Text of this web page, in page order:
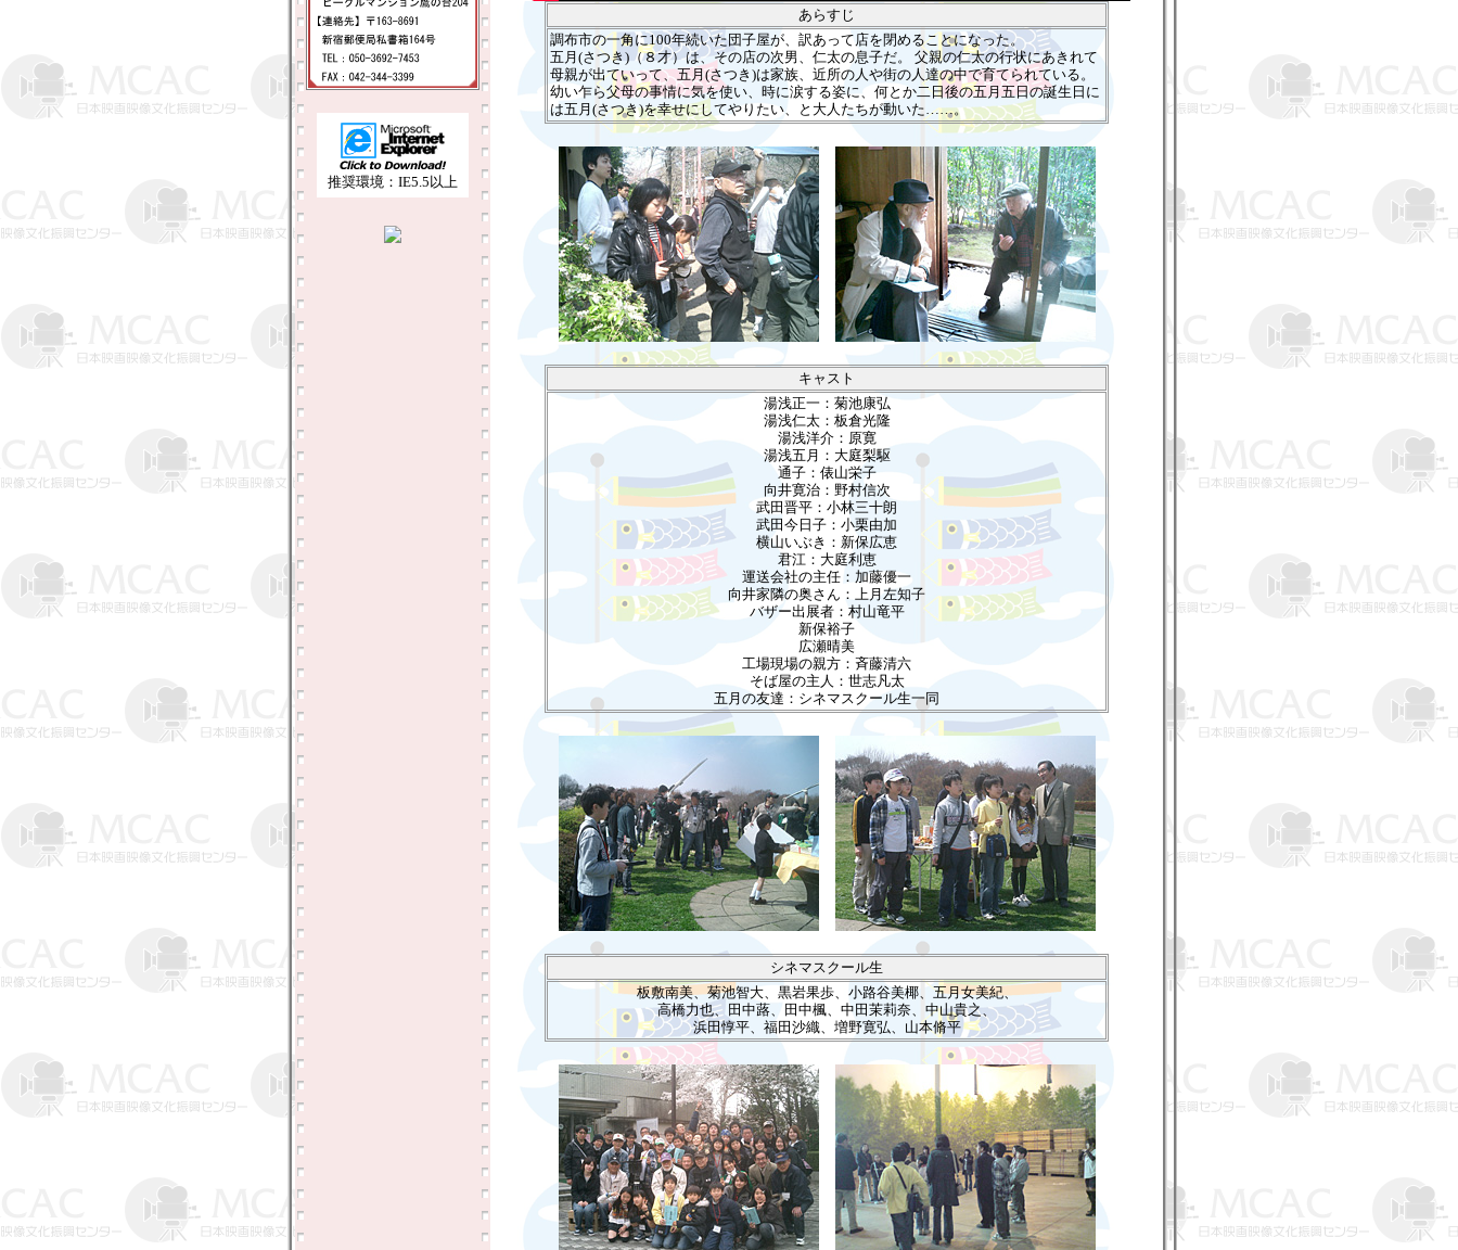
推奨環境：IE5.5以上
あらすじ
調布市の一角に100年続いた団子屋が、訳あって店を閉めることになった。
五月(さつき)（８才）は、その店の次男、仁太の息子だ。 父親の仁太の行状にあきれて
母親が出ていって、五月(さつき)は家族、近所の人や街の人達の中で育てられている。
幼い乍ら父母の事情に気を使い、時に涙する姿に、何とか二日後の五月五日の誕生日に
は五月(さつき)を幸せにしてやりたい、と大人たちが動いた……。
キャスト
湯浅正一：菊池康弘
湯浅仁太：板倉光隆
湯浅洋介：原寛
湯浅五月：大庭梨駆
通子：俵山栄子
向井寛治：野村信次
武田晋平：小林三十朗
武田今日子：小栗由加
横山いぶき：新保広恵
君江：大庭利恵
運送会社の主任：加藤優一
向井家隣の奥さん：上月左知子
バザー出展者：村山竜平
新保裕子
広瀬晴美
工場現場の親方：斉藤清六
そば屋の主人：世志凡太
五月の友達：シネマスクール生一同
シネマスクール生
板敷南美、菊池智大、黒岩果歩、小路谷美椰、五月女美紀、
高橋力也、田中蕗、田中楓、中田茉莉奈、中山貴之、
浜田惇平、福田沙織、増野寛弘、山本脩平